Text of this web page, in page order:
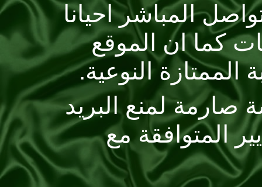
المباشر احيانا
كما ان الموقع
النوعية.
لمنع البريد
المتوافقة مع